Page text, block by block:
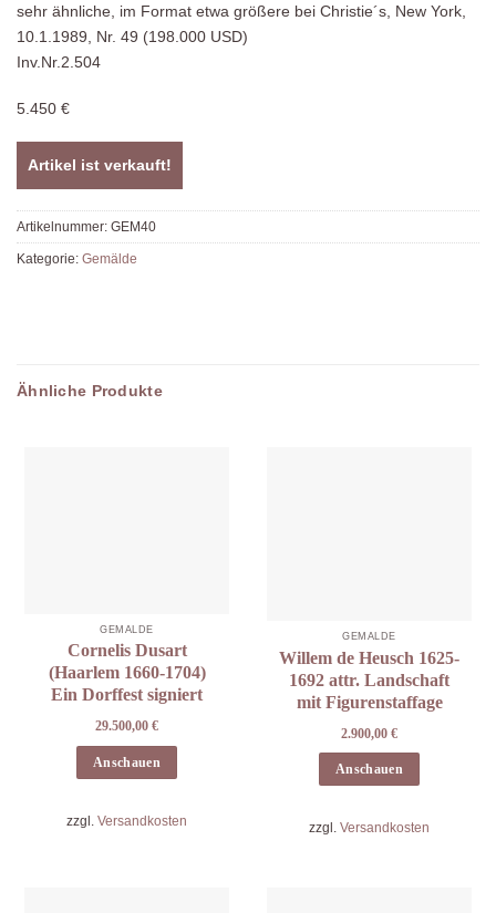
sehr ähnliche, im Format etwa größere bei Christie´s, New York,
10.1.1989, Nr. 49 (198.000 USD)
Inv.Nr.2.504
5.450 €
Artikel ist verkauft!
Artikelnummer: GEM40
Kategorie: Gemälde
Ähnliche Produkte
GEMÄLDE
Cornelis Dusart
(Haarlem 1660-1704)
Ein Dorffest signiert
29.500,00 €
Anschauen
zzgl. Versandkosten
GEMÄLDE
Willem de Heusch 1625-
1692 attr. Landschaft
mit Figurenstaffage
2.900,00 €
Anschauen
zzgl. Versandkosten